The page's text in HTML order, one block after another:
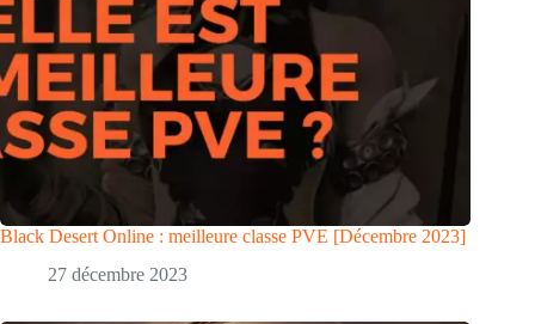
Black Desert Online : meilleure classe PVE [Décembre 2023]
27 décembre 2023